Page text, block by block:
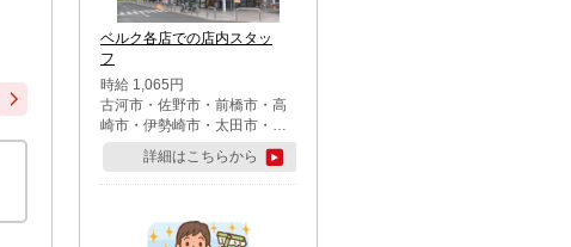
ベルク各店での店内スタッ
フ
時給 1,065円
古河市・佐野市・前橋市・高
崎市・伊勢崎市・太田市・館
林市・藤岡市・大泉町・さい
たま市北区・川越市・熊谷
市・行田市・秩父市・所沢
市・鶴ケ島市・千葉市中央
詳細はこちらから